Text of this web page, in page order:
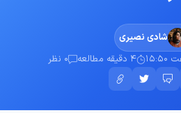
شادی نصیری
4 دقیقه مطالعه 0 نظر